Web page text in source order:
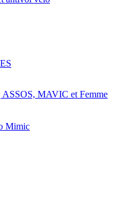
MAVIC et Femme
Mimic